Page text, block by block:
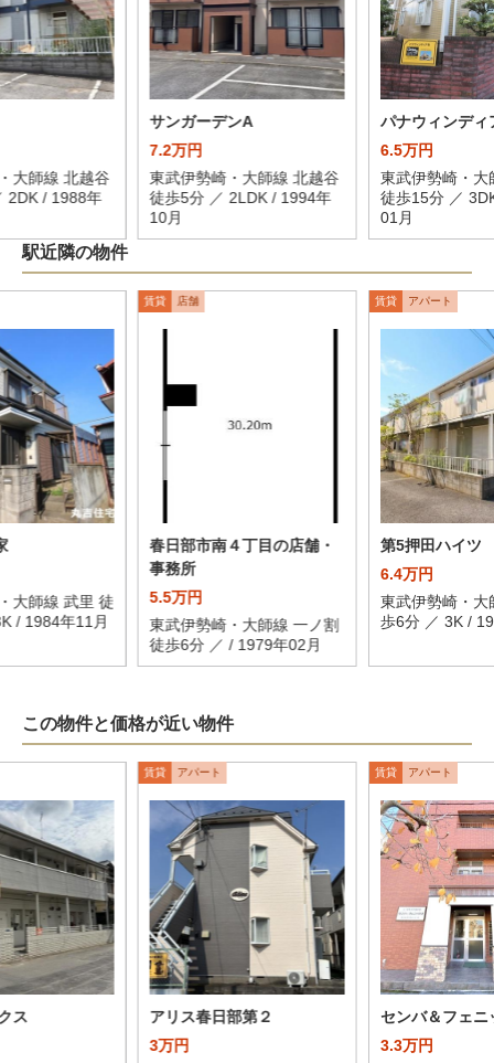
大師線 北越谷
2DK / 1988年
サンガーデンA
7.2万円
東武伊勢崎・大師線 北越谷
徒歩5分 ／ 2LDK / 1994年
10月
パナウィンディ
6.5万円
東武伊勢崎・大
徒歩15分 ／
01月
駅近隣の物件
大師線 武里 徒
/ 1984年11月
賃貸 店舗
春日部市南４丁目の店舗・
事務所
5.5万円
東武伊勢崎・大師線 一ノ割
徒歩6分 ／ / 1979年02月
賃貸 アパート
第5押田ハイツ
6.4万円
東武伊勢崎・大
歩6分 ／ 3K /
この物件と価格が近い物件
ス
賃貸 アパート
アリス春日部第２
3万円
賃貸 アパート
センバ＆フェニ
3.3万円